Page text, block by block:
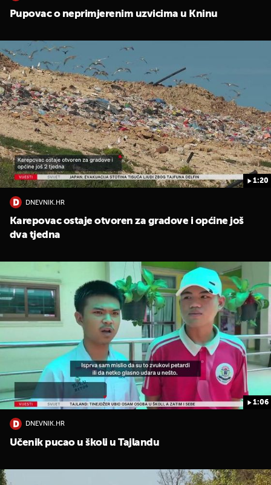
Pupovac o neprimjerenim uzvicima u Kninu
1:20
DNEVNIK.HR
Karepovac ostaje otvoren za gradove i općine još
dva tjedna
1:06
DNEVNIK.HR
Učenik pucao u školi u Tajlandu